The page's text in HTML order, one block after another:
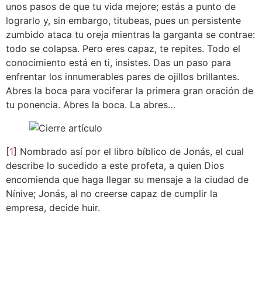
unos pasos de que tu vida mejore; estás a punto de
lograrlo y, sin embargo, titubeas, pues un persistente
zumbido ataca tu oreja mientras la garganta se contrae:
todo se colapsa. Pero eres capaz, te repites. Todo el
conocimiento está en ti, insistes. Das un paso para
enfrentar los innumerables pares de ojillos brillantes.
Abres la boca para vociferar la primera gran oración de
tu ponencia. Abres la boca. La abres…
[1] Nombrado así por el libro bíblico de Jonás, el cual
describe lo sucedido a este profeta, a quien Dios
encomienda que haga llegar su mensaje a la ciudad de
Nínive; Jonás, al no creerse capaz de cumplir la
empresa, decide huir.